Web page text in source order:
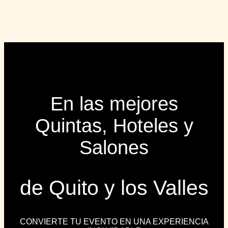
En las mejores
Quintas, Hoteles y
Salones
de Quito y los Valles
CONVIERTE TU EVENTO EN UNA EXPERIENCIA